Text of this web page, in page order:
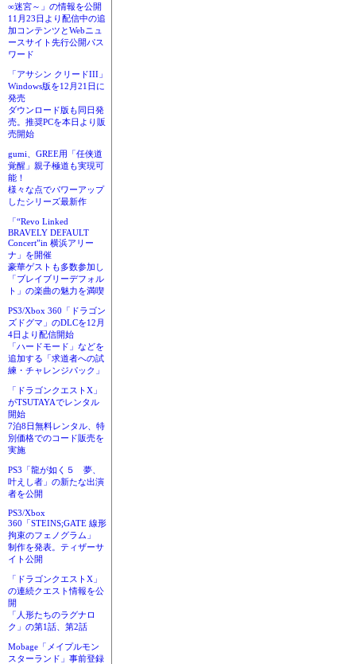
∞迷宮～」の情報を公開
11月23日より配信中の追
加コンテンツとWebニュ
ースサイト先行公開パス
ワード
「アサシン クリードIII」
Windows版を12月21日に
発売
ダウンロード版も同日発
売。推奨PCを本日より販
売開始
gumi、GREE用「任侠道
覚醒」親子極道も実現可
能！
様々な点でパワーアップ
したシリーズ最新作
「“Revo Linked
BRAVELY DEFAULT
Concert”in 横浜アリー
ナ」を開催
豪華ゲストも多数参加し
「ブレイブリーデフォル
ト」の楽曲の魅力を満喫
PS3/Xbox 360「ドラゴン
ズドグマ」のDLCを12月
4日より配信開始
「ハードモード」などを
追加する「求道者への試
練・チャレンジパック」
「ドラゴンクエストX」
がTSUTAYAでレンタル
開始
7泊8日無料レンタル、特
別価格でのコード販売を
実施
PS3「龍が如く５ 夢、
叶えし者」の新たな出演
者を公開
PS3/Xbox
360「STEINS;GATE 線形
拘束のフェノグラム」
制作を発表。ティザーサ
イト公開
「ドラゴンクエストX」
の連続クエスト情報を公
開
「人形たちのラグナロ
ク」の第1話、第2話
Mobage「メイプルモン
スターランド」事前登録